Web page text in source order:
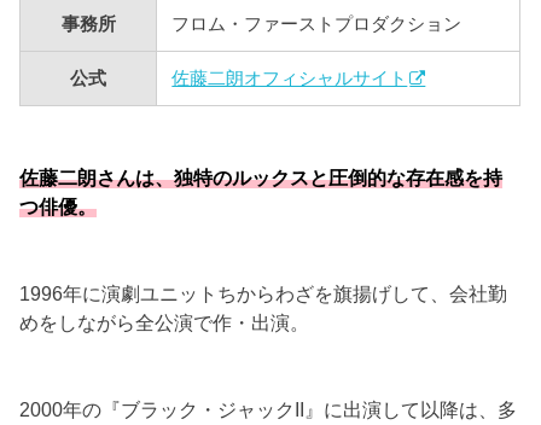
事務所 フロム・ファーストプロダクション
公式 佐藤二朗オフィシャルサイト
佐藤二朗さんは、独特のルックスと圧倒的な存在感を持
つ俳優。
1996年に演劇ユニットちからわざを旗揚げして、会社勤
めをしながら全公演で作・出演。
2000年の『ブラック・ジャックII』に出演して以降は、多